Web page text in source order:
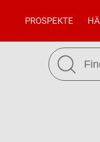
PROSPEKTE